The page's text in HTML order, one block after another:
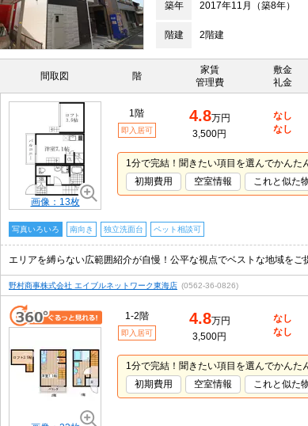
築年 2017年11月（築8年）
階建 2階建
間取図 階
家賃
管理費
敷金
礼金
画像：13枚
1階
即入居可
4.8万円
3,500円
なし
なし
1分で完結！聞きたい項目を選んでかんた
初期費用
空室情報 これと似た
写真いろいろ 南向き 独立洗面台 ペット相談可
エリアを縛らない広範囲紹介が自慢！公平な視点でベストな地域をご
野村商事株式会社 エイブルネットワーク東海店 (0562-36-0826)
1-2階
即入居可
4.8万円
3,500円
なし
なし
1分で完結！聞きたい項目を選んでかんた
初期費用
空室情報 これと似た